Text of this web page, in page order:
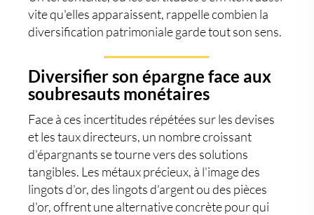
vite qu'elles apparaissent, rappelle combien la
diversification patrimoniale garde tout son sens.
Diversifier son épargne face aux
soubresauts monétaires
Face à ces incertitudes répétées sur les devises
et les taux directeurs, un nombre croissant
d'épargnants se tourne vers des solutions
tangibles. Les métaux précieux, à l'image des
lingots d'or, des lingots d'argentou des pièces
d'or, offrent une alternative concrète pour qui